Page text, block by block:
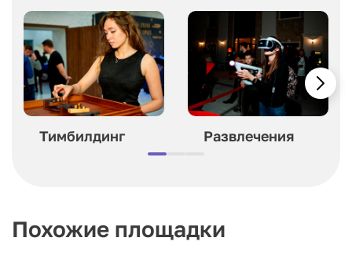
Тимбилдинг Развлечения
Похожие площадки